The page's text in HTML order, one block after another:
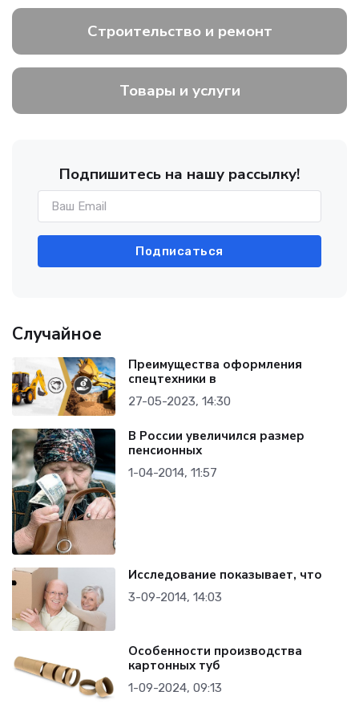
Строительство и ремонт
Товары и услуги
Подпишитесь на нашу рассылку!
Подписаться
Случайное
Преимущества оформления
спецтехники в
27-05-2023, 14:30
В России увеличился размер
пенсионных
1-04-2014, 11:57
Исследование показывает, что
3-09-2014, 14:03
Особенности производства
картонных туб
1-09-2024, 09:13